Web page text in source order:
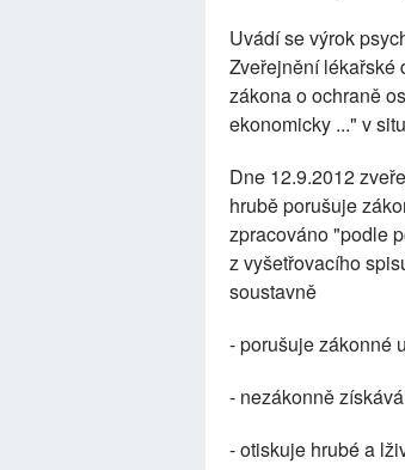
Uvádí se výrok
Zveřejnění lékařské
zákona o ochraně
ekonomicky ..." v
Dne 12.9.2012
hrubě porušuje
zpracováno "podle
z vyšetřovacího
soustavně
- porušuje zákonné
- nezákonně
- otiskuje hrubé a